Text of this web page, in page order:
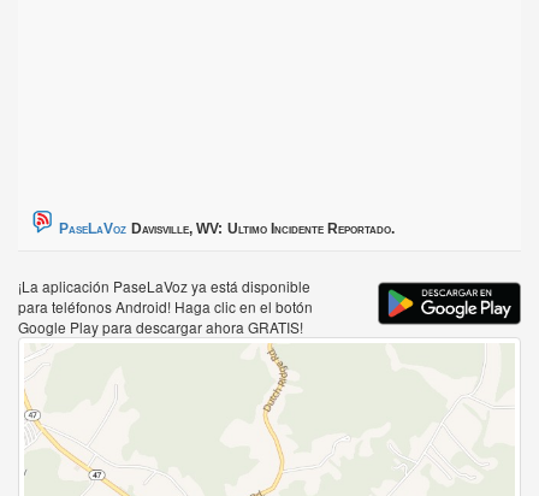
PaseLaVoz Davisville, WV: Ultimo Incidente Reportado.
¡La aplicación PaseLaVoz ya está disponible
para teléfonos Android! Haga clic en el botón
Google Play para descargar ahora GRATIS!